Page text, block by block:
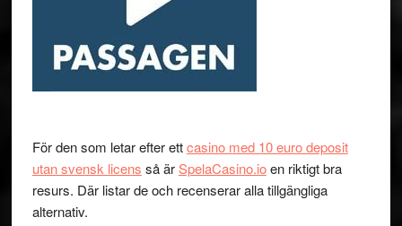
För den som letar efter ettcasino med 10 euro deposit
utan svensk licens så ärSpelaCasino.ioen riktigt bra
resurs. Där listar de och recenserar alla tillgängliga
alternativ.